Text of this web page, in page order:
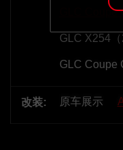
GLC Coupe
GLC X254（
GLC Coupe
改装: 原车展示